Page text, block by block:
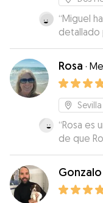
“Miguel
detallado
paseos,
Rosa ·
Sevilla
“Rosa es
de que
Mandaba
duda
Gonzalo